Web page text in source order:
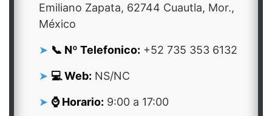
Emiliano Zapata, 62744 Cuautla, Mor.,
México
📞 Nº Telefonico: +52 735 353 6132
💻 Web: NS/NC
⌚ Horario: 9:00 a 17:00